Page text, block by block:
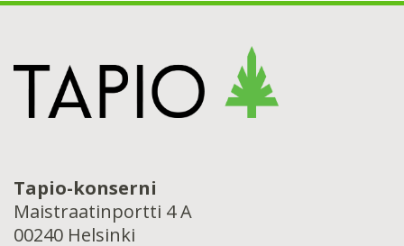
Tapio-konserni
Maistraatinportti 4 A
00240 Helsinki